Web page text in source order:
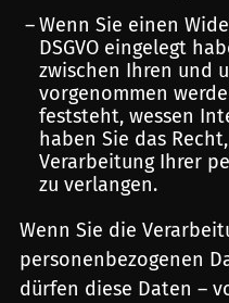
Wenn Sie einen
DSGVO eingelegt
zwischen Ihren und
vorgenommen
feststeht, wessen
haben Sie das
Verarbeitung Ihrer
zu verlangen.
Wenn Sie die
personenbezogenen
dürfen diese Daten –